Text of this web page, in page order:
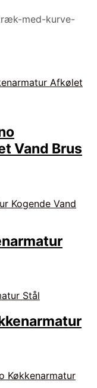
med-kurve-
Vand Brus
kr..